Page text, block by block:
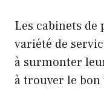
Les cabinets
variété de
à surmonter
à trouver le